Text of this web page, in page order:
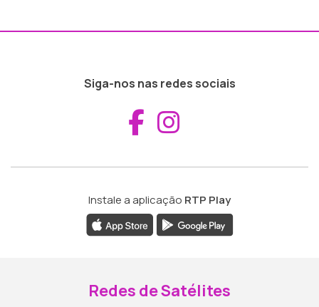
Siga-nos nas redes sociais
Aceder ao
Instale a aplicação RTP Play
Redes de Satélites